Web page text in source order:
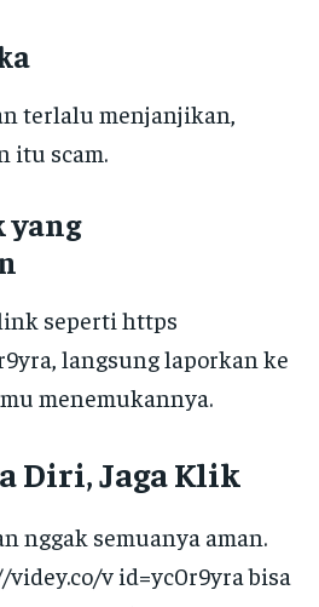
terlalu menjanjikan,
itu scam.
yang
seperti https
langsung laporkan ke
menemukannya.
Diri, Jaga Klik
nggak semuanya aman.
v id=yc0r9yra bisa